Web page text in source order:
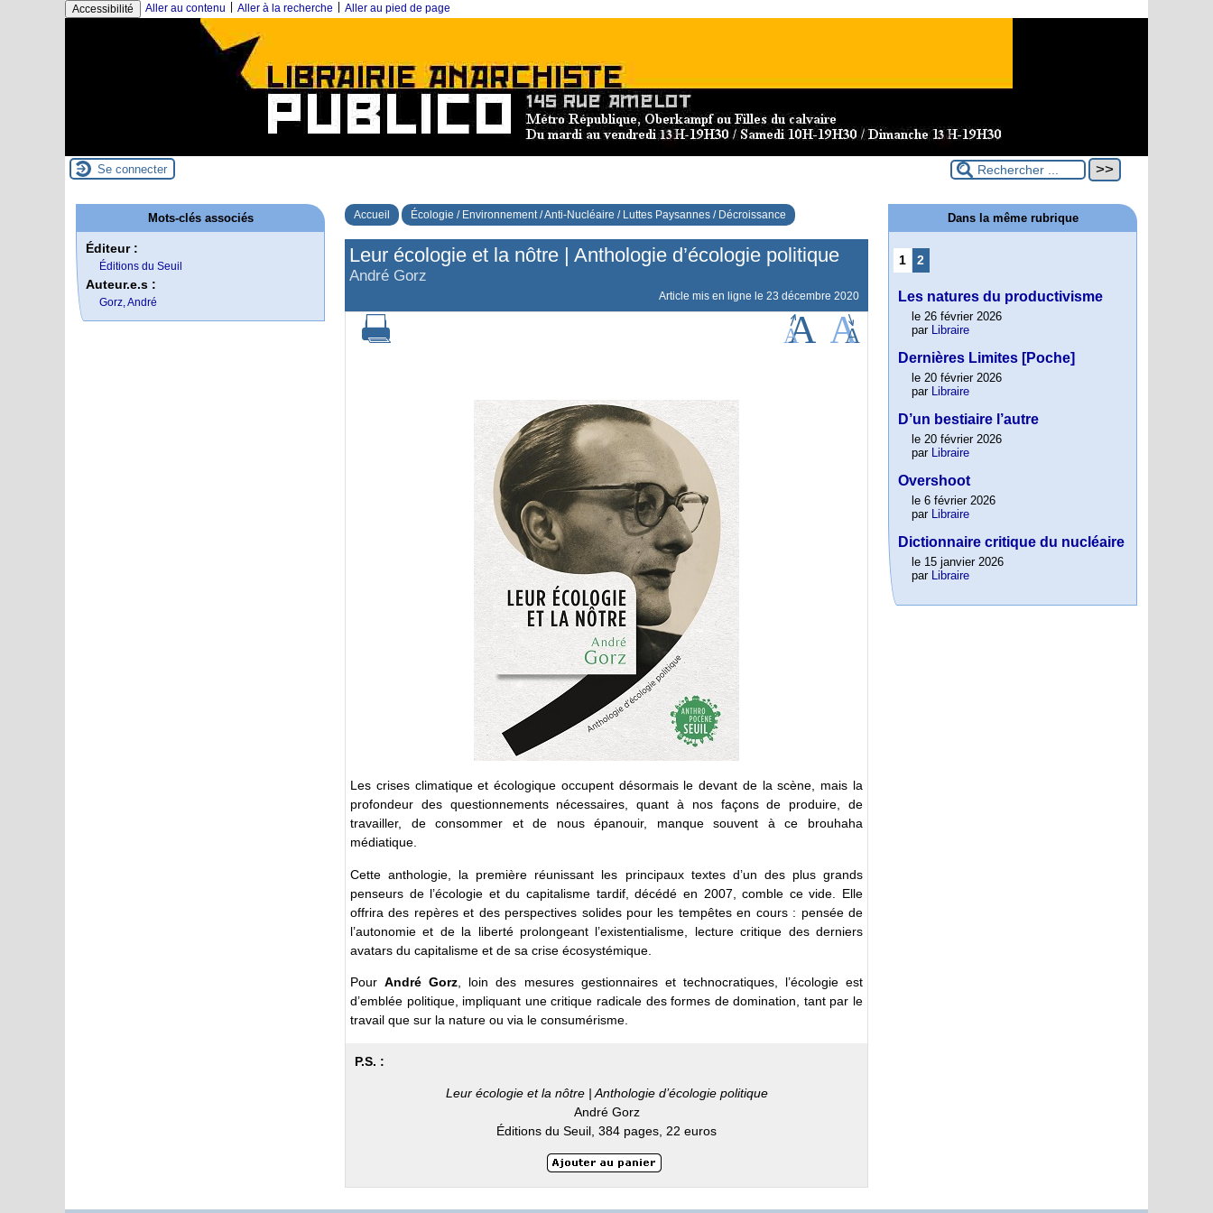
Accessibilité Aller au contenu Aller à la recherche Aller au pied de page
Se connecter
Accueil Écologie / Environnement / Anti-Nucléaire / Luttes Paysannes / Décroissance
Leur écologie et la nôtre | Anthologie d’écologie politique
André Gorz
Article mis en ligne le 23 décembre 2020
Les crises climatique et écologique occupent désormais le devant de la scène, mais la
profondeur des questionnements nécessaires, quant à nos façons de produire, de
travailler, de consommer et de nous épanouir, manque souvent à ce brouhaha
médiatique.
Cette anthologie, la première réunissant les principaux textes d’un des plus grands
penseurs de l’écologie et du capitalisme tardif, décédé en 2007, comble ce vide. Elle
offrira des repères et des perspectives solides pour les tempêtes en cours : pensée de
l’autonomie et de la liberté prolongeant l’existentialisme, lecture critique des derniers
avatars du capitalisme et de sa crise écosystémique.
PourAndré Gorz , loin des mesures gestionnaires et technocratiques, l’écologie est
d’emblée politique, impliquant une critique radicale des formes de domination, tant par le
travail que sur la nature ou via le consumérisme.
P.S. :
Leur écologie et la nôtre | Anthologie d’écologie politique
André Gorz
Éditions du Seuil, 384 pages, 22 euros
Mots-clés associés
Éditeur :
Éditions du Seuil
Auteur.e.s :
Gorz, André
Dans la même rubrique
1 2
Les natures du productivisme
le 26 février 2026
par Libraire
Dernières Limites [Poche]
le 20 février 2026
par Libraire
D’un bestiaire l’autre
le 20 février 2026
par Libraire
Overshoot
le 6 février 2026
par Libraire
Dictionnaire critique du nucléaire
le 15 janvier 2026
par Libraire